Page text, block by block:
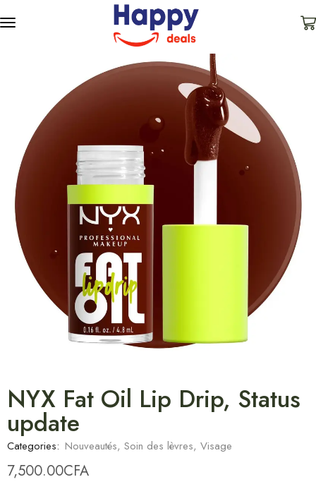
NYX Fat Oil Lip Drip, Status
update
Categories: Nouveautés, Soin des lèvres, Visage
7,500.00CFA